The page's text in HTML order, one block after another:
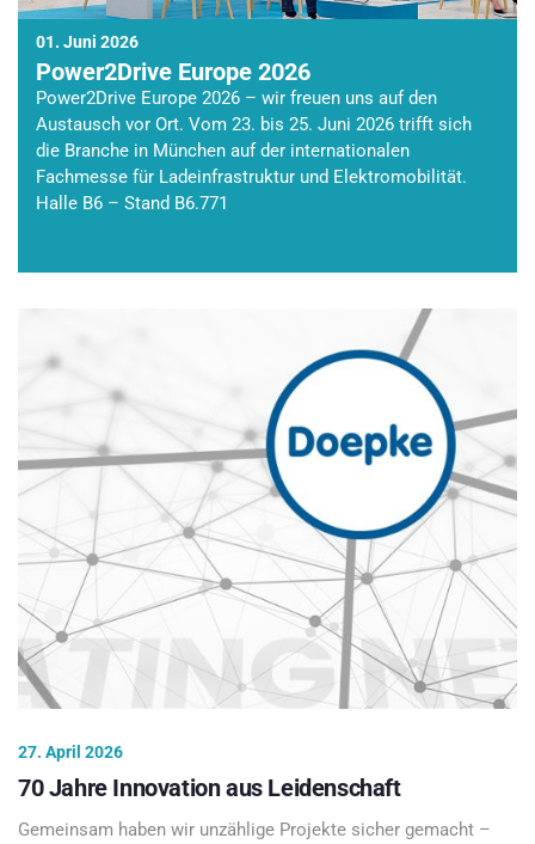
01. Juni 2026
Power2Drive Europe 2026
Power2Drive Europe 2026 – wir freuen uns auf den
Austausch vor Ort. Vom 23. bis 25. Juni 2026 trifft sich
die Branche in München auf der internationalen
Fachmesse für Ladeinfrastruktur und Elektromobilität.
Halle B6 – Stand B6.771
27. April 2026
70 Jahre Innovation aus Leidenschaft
Gemeinsam haben wir unzählige Projekte sicher gemacht –